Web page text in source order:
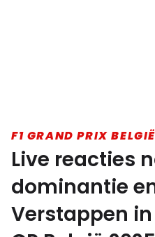
F1 GRAND PRIX
Live reacties
dominantie
Verstappen